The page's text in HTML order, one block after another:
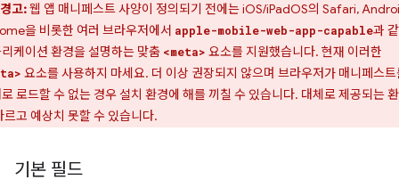
경고:웹 앱 매니페스트 사양이 정의되기 전에는 iOS/iPadOS의 Safari,
을 비롯한 여러 브라우저에서 apple-mobile-web-app-capable과
케이션 환경을 설명하는 맞춤 <meta> 요소를 지원했습니다. 현재 이러한
요소를 사용하지 마세요. 더 이상 권장되지 않으며 브라우저가 매니페스
로드할 수 없는 경우 설치 환경에 해를 끼칠 수 있습니다. 대체로 제공되는
르고 예상치 못할 수 있습니다.
기본 필드